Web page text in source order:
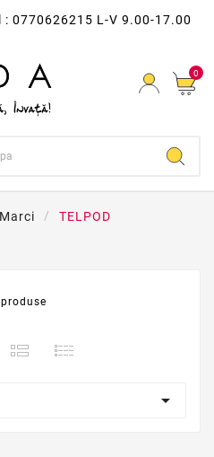
: 0770626215 L-V 9.00-17.00
0
Marci TELPOD
